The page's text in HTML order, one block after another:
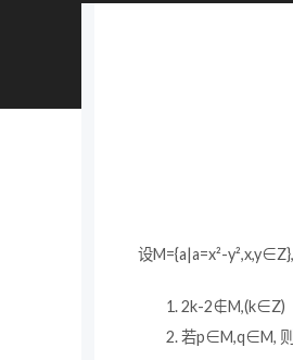
设M={a|a=x²-y²,x,y∈Z},
2k-2∉M,(k∈Z)
若p∈M,q∈M,